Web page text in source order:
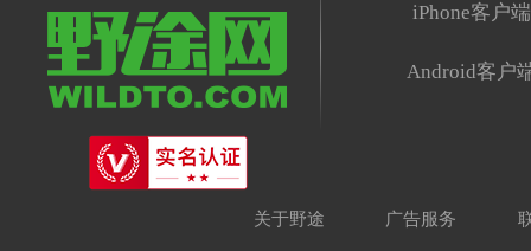
iPhone客户端
Android客户
关于野途 广告服务